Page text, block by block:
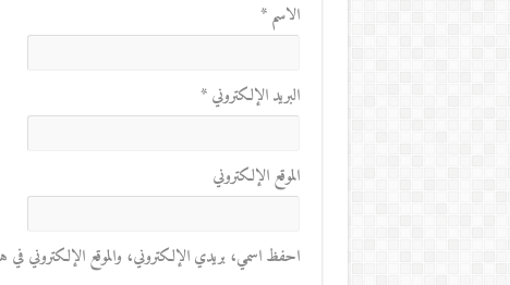
الاسم*
البريد الإلكتروني*
الموقع الإلكتروني
احفظ اسمي، بريدي الإلكتروني، والموقع الإلكتروني في